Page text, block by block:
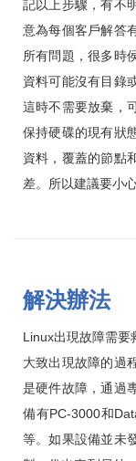
記以上步驟，有不
意為每個客戶解答
所有問題，很多時
資料可能沒有目錄
這時不需要放棄，
保持硬碟的現有狀
資料，覆蓋的節點
差。所以建議要小心
解決辦法
Linux出現故障需要
大致出現故障的過
是硬件故障，通過
備有PC-3000和
等。如果設備並未